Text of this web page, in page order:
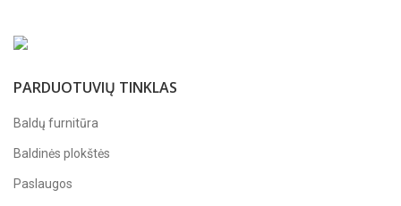
PARDUOTUVIŲ TINKLAS
Baldų furnitūra
Baldinės plokštės
Paslaugos